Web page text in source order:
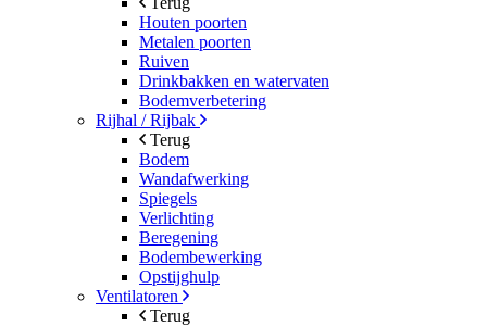
Houten poorten
Metalen poorten
Ruiven
Drinkbakken en watervaten
Bodemverbetering
Rijhal / Rijbak
Terug
Bodem
Wandafwerking
Spiegels
Verlichting
Beregening
Bodembewerking
Opstijghulp
Ventilatoren
Terug